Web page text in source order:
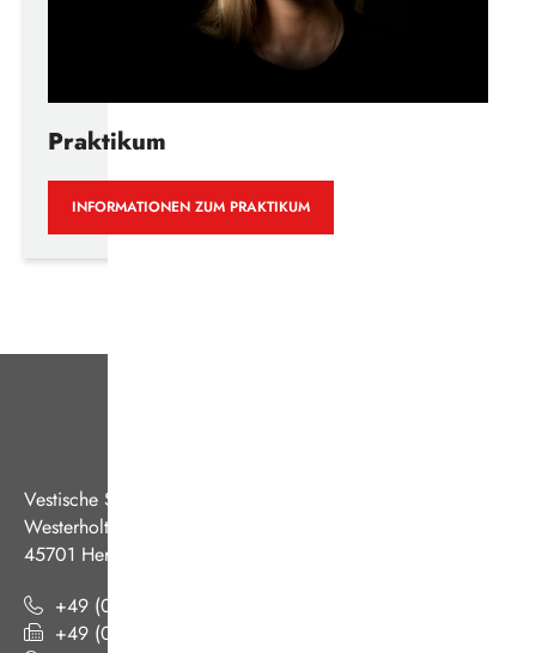
Praktikum
INFORMATIONEN ZUM PRAKTIKUM
Vestische Straßenbahnen GmbH
Westerholter Straße 550
45701 Herten
+49 (0) 2366 186 - 0
+49 (0) 2366 186 - 444